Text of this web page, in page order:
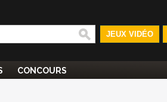
JEUX VIDÉO
CONCOURS